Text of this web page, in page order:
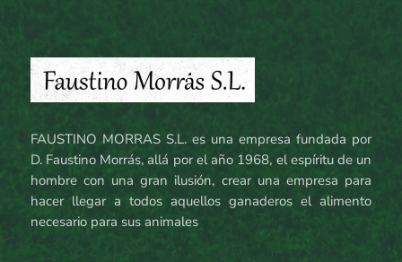
FAUSTINO MORRAS S.L. es una empresa fundada por
D. Faustino Morrás, allá por el año 1968, el espíritu de un
hombre con una gran ilusión, crear una empresa para
hacer llegar a todos aquellos ganaderos el alimento
necesario para sus animales